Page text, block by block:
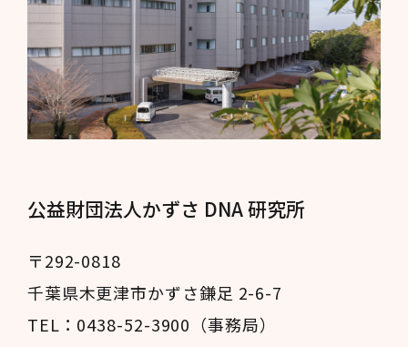
公益財団法人かずさ DNA 研究所
〒292-0818
千葉県木更津市かずさ鎌足 2-6-7
TEL：0438-52-3900（事務局）